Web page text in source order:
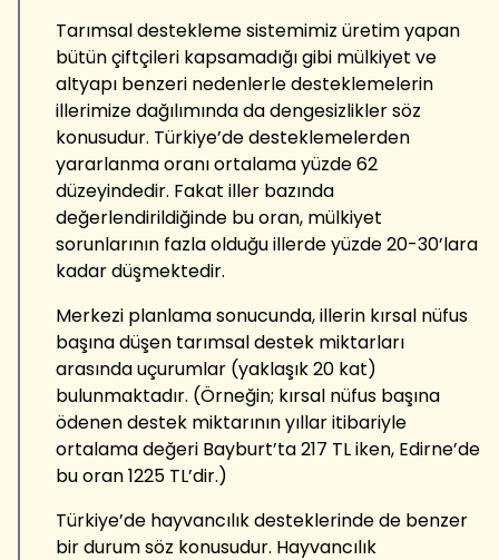
Tarımsal destekleme sistemimiz üretim yapan
bütün çiftçileri kapsamadığı gibi mülkiyet ve
altyapı benzeri nedenlerle desteklemelerin
illerimize dağılımında da dengesizlikler söz
konusudur. Türkiye’de desteklemelerden
yararlanma oranı ortalama yüzde 62
düzeyindedir. Fakat iller bazında
değerlendirildiğinde bu oran, mülkiyet
sorunlarının fazla olduğu illerde yüzde 20-30’lara
kadar düşmektedir.
Merkezi planlama sonucunda, illerin kırsal nüfus
başına düşen tarımsal destek miktarları
arasında uçurumlar (yaklaşık 20 kat)
bulunmaktadır. (Örneğin; kırsal nüfus başına
ödenen destek miktarının yıllar itibariyle
ortalama değeri Bayburt’ta 217 TL iken, Edirne’de
bu oran 1225 TL’dir.)
Türkiye’de hayvancılık desteklerinde de benzer
bir durum söz konusudur. Hayvancılık